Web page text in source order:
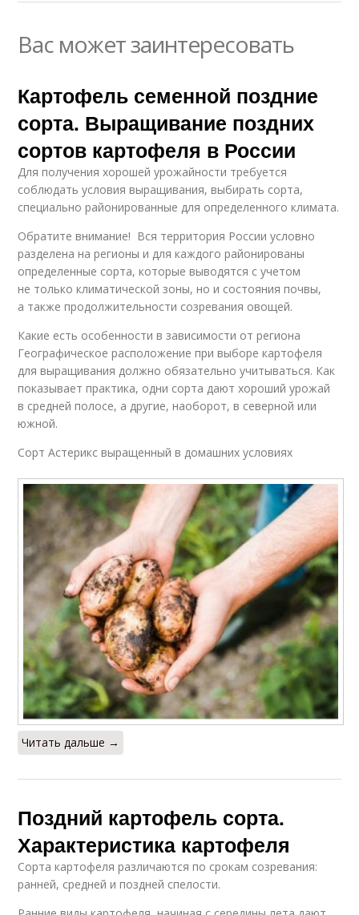
Вас может заинтересовать
Картофель семенной поздние
сорта. Выращивание поздних
сортов картофеля в России
Для получения хорошей урожайности требуется
соблюдать условия выращивания, выбирать сорта,
специально районированные для определенного климата.
Обратите внимание! Вся территория России условно
разделена на регионы и для каждого районированы
определенные сорта, которые выводятся с учетом
не только климатической зоны, но и состояния почвы,
а также продолжительности созревания овощей.
Какие есть особенности в зависимости от региона
Географическое расположение при выборе картофеля
для выращивания должно обязательно учитываться. Как
показывает практика, одни сорта дают хороший урожай
в средней полосе, а другие, наоборот, в северной или
южной.
Сорт Астерикс выращенный в домашних условиях
Читать дальше →
Поздний картофель сорта.
Характеристика картофеля
Сорта картофеля различаются по срокам созревания:
ранней, средней и поздней спелости.